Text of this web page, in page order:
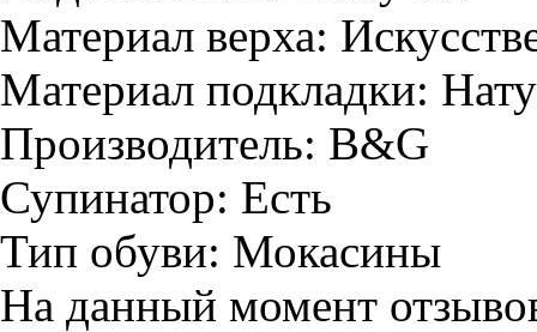
Материал верха:
Материал подкладки:
Производитель: B&G
Супинатор: Есть
Тип обуви: Мокасины
На данный момент